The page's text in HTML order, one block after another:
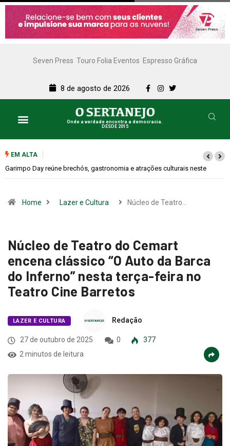
Seven Press Touro Folia Eventos Espresso Gráfica
8 de agosto de 2026
Onde a verdade encontra a democracia.
DESDE 2015
EM ALTA
Bugonia transforma paranoia e conspiração em um suspense imprevisível
Home Lazer e Cultura Núcleo de Teatro…
Núcleo de Teatro do Cemart
encena clássico “O Auto da Barca
do Inferno” nesta terça-feira no
Teatro Cine Barretos
LAZER E CULTURA Redação
27 de outubro de 2025 0
377
2 minutos de leitura